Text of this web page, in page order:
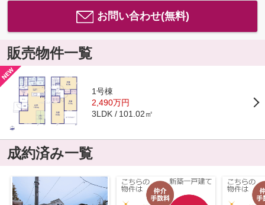
お問い合わせ(無料)
販売物件一覧
1号棟
2,490万円
3LDK 101.02㎡
成約済み一覧